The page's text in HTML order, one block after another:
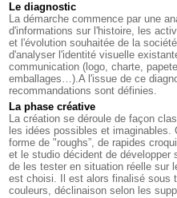
Le diagnostic
La démarche commence par une
d'informations sur l'histoire, les
et l'évolution souhaitée de la
d'analyser l'identité visuelle
communication (logo, charte,
emballages…).A l'issue de ce
recommandations sont définies.
La phase créative
La création se déroule de façon
les idées possibles et
forme de "roughs”, de rapides
et le studio décident de développer
de les tester en situation réelle sur
est choisi. Il est alors finalisé sous
couleurs, déclinaison selon les